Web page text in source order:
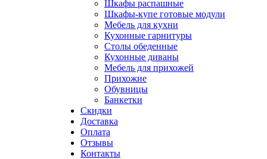
Шкафы распашные
Шкафы-купе готовые модули
Мебель для кухни
Кухонные гарнитуры
Столы обеденные
Кухонные диваны
Мебель для прихожей
Прихожие
Обувницы
Банкетки
Скидки
Доставка
Оплата
Отзывы
Контакты